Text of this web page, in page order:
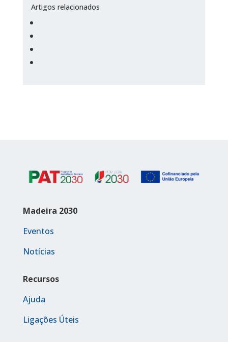
Artigos relacionados
Madeira 2030
Eventos
Notícias
Recursos
Ajuda
Ligações Úteis